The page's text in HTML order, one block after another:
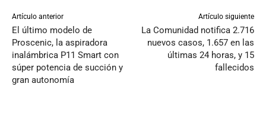
Artículo anterior
El último modelo de
Proscenic, la aspiradora
inalámbrica P11 Smart con
súper potencia de succión y
gran autonomía
Artículo siguiente
La Comunidad notifica 2.716
nuevos casos, 1.657 en las
últimas 24 horas, y 15
fallecidos